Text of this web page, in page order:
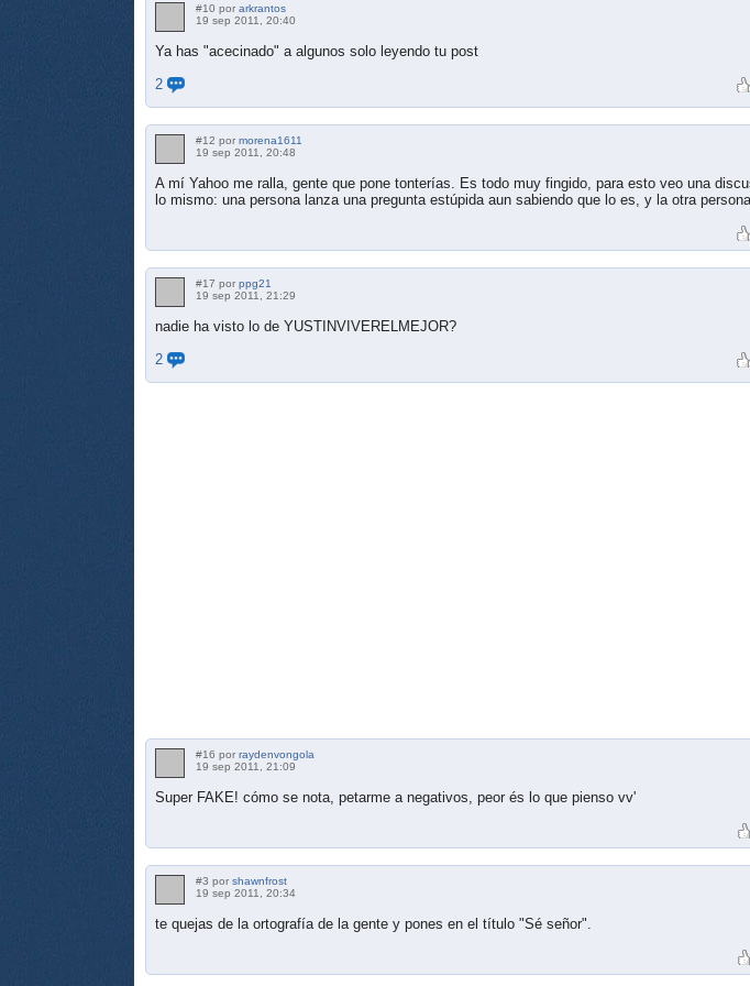
#10 por arkrantos
19 sep 2011, 20:40
Ya has "acecinado" a algunos solo leyendo tu post
2
#12 por morena1611
19 sep 2011, 20:48
A mí Yahoo me ralla, gente que pone tonterías. Es todo muy fingido, para esto veo una
lo mismo: una persona lanza una pregunta estúpida aun sabiendo que lo es, y la otra
#17 por ppg21
19 sep 2011, 21:29
nadie ha visto lo de YUSTINVIVERELMEJOR?
2
#16 por raydenvongola
19 sep 2011, 21:09
Super FAKE! cómo se nota, petarme a negativos, peor és lo que pienso vv'
#3 por shawnfrost
19 sep 2011, 20:34
te quejas de la ortografía de la gente y pones en el título "Sé señor".